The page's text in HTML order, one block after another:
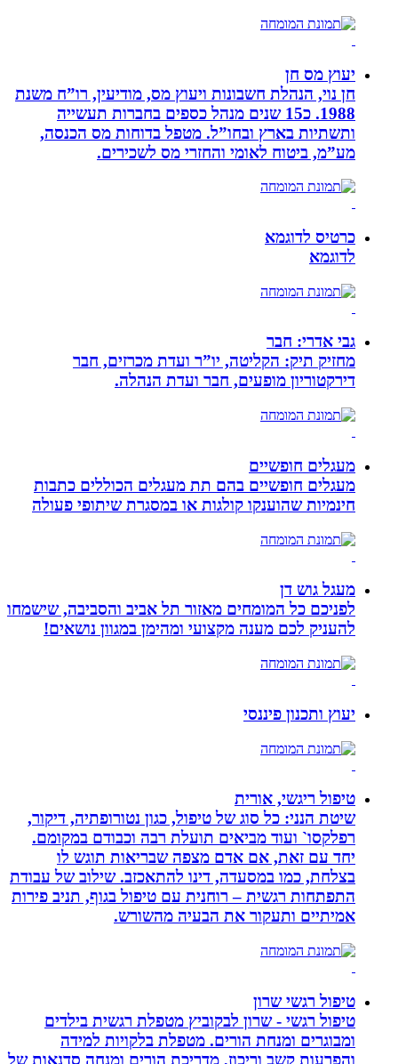
יעוץ מס חן
חן נוי, הנהלת חשבונות ויעוץ מס, מודיעין, רו”ח משנת
1988. כ15 שנים מנהל כספים בחברות תעשייה
ותשתיות בארץ ובחו”ל. מטפל בדוחות מס הכנסה,
מע”מ, ביטוח לאומי והחזרי מס לשכירים.
כרטיס לדוגמא
לדוגמא
גבי אדרי: חבר
מחזיק תיק: הקליטה, יו”ר ועדת מכרזים, חבר
דירקטוריון מופעים, חבר ועדת הנהלה.
מעגלים חופשיים
מעגלים חופשיים בהם תת מעגלים הכוללים כתבות
חינמיות שהוענקו קולגות או במסגרת שיתופי פעולה
מעגל גוש דן
לפניכם כל המומחים מאזור תל אביב והסביבה, שישמחו
להעניק לכם מענה מקצועי ומהימן במגוון נושאים!
יעוץ ותכנון פיננסי
טיפול ריגשי, אורית
שיטת הנני: כל סוג של טיפול, כגון נטורופתיה, דיקור,
רפלקסו` ועוד מביאים תועלת רבה וכבודם במקומם.
יחד עם זאת, אם אדם מצפה שבריאות תוגש לו
בצלחת, כמו במסעדה, דינו להתאכזב. שילוב של עבודת
התפתחות רגשית – רוחנית עם טיפול בגוף, תניב פירות
אמיתיים ותעקור את הבעיה מהשורש.
טיפול רגשי שרון
טיפול רגשי - שרון לבקוביץ מטפלת רגשית בילדים
ומבוגרים ומנחת הורים. מטפלת בלקויות למידה
והפרעות קשב וריכוז, מדריכת הורים ומנחה סדנאות של